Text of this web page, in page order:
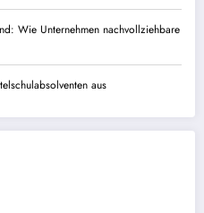
Wie Unternehmen nachvollziehbare
aus